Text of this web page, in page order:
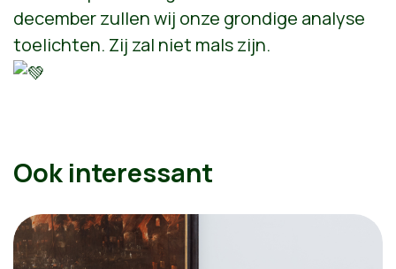
december zullen wij onze grondige analyse
toelichten. Zij zal niet mals zijn.
Ook interessant